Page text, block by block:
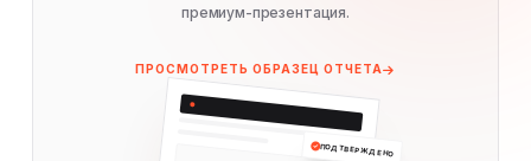
премиум-презентация.
ПРОСМОТРЕТЬ ОБРАЗЕЦ ОТЧЕТА
ПОДТВЕРЖДЕНО